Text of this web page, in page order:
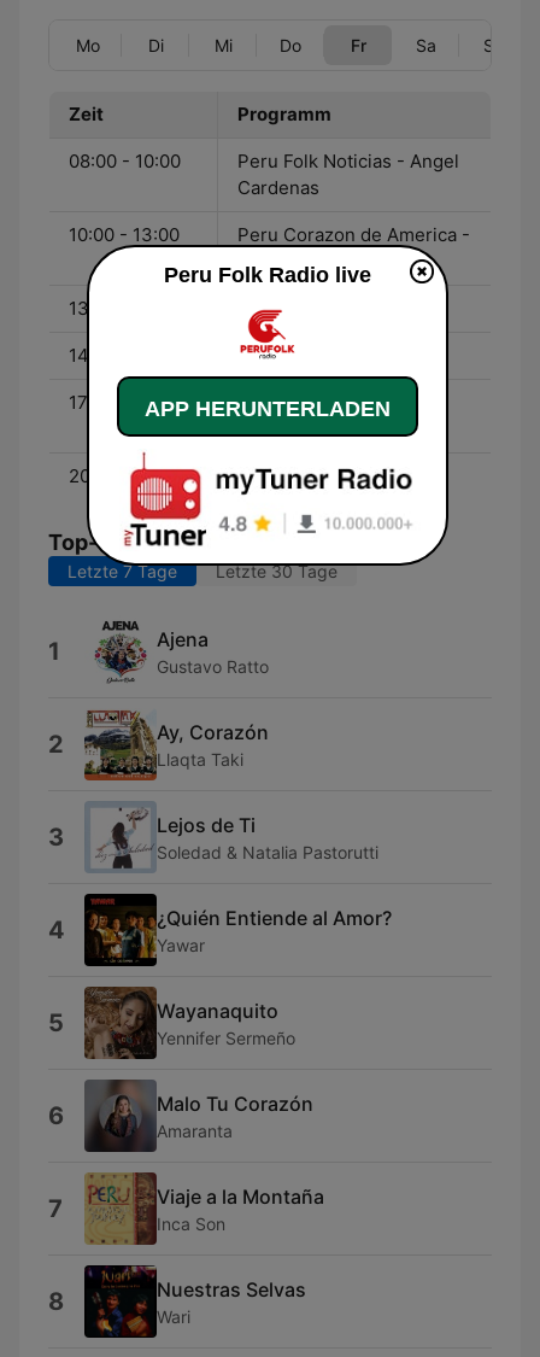
Mo Di Mi Do Fr Sa So
Zeit Programm
08:00 - 10:00
Peru Folk Noticias - Angel
Cardenas
10:00 - 13:00
Peru Corazon de America -
Paúl Silva
13:00 - 14:00 Las Mas Pedidas
14:00 - 17:00 Folkmania - Paul Silva
17:00 - 20:00
Ritmos Andinos - Carlos
Vera
20:00 - 22:00 Melodias del Viento
Top-Songs
Letzte 7 Tage Letzte 30 Tage
1 Ajena
Gustavo Ratto
2 Ay, Corazón
Llaqta Taki
3 Lejos de Ti
Soledad & Natalia Pastorutti
4 ¿Quién Entiende al Amor?
Yawar
5 Wayanaquito
Yennifer Sermeño
6 Malo Tu Corazón
Amaranta
7 Viaje a la Montaña
Inca Son
8 Nuestras Selvas
Wari
Peru Folk Radio live
APP HERUNTERLADEN